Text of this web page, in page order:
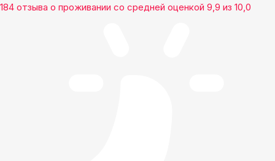
184 отзыва о проживании со средней оценкой 9,9 из 10,0